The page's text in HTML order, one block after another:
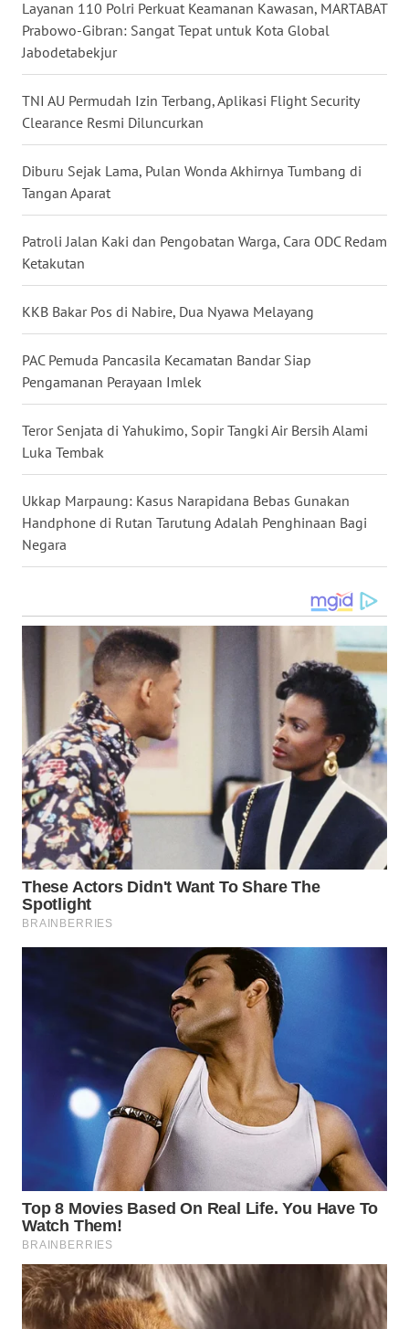
Layanan 110 Polri Perkuat Keamanan Kawasan, MARTABAT
Prabowo-Gibran: Sangat Tepat untuk Kota Global
Jabodetabekjur
TNI AU Permudah Izin Terbang, Aplikasi Flight Security
Clearance Resmi Diluncurkan
Diburu Sejak Lama, Pulan Wonda Akhirnya Tumbang di
Tangan Aparat
Patroli Jalan Kaki dan Pengobatan Warga, Cara ODC Redam
Ketakutan
KKB Bakar Pos di Nabire, Dua Nyawa Melayang
PAC Pemuda Pancasila Kecamatan Bandar Siap
Pengamanan Perayaan Imlek
Teror Senjata di Yahukimo, Sopir Tangki Air Bersih Alami
Luka Tembak
Ukkap Marpaung: Kasus Narapidana Bebas Gunakan
Handphone di Rutan Tarutung Adalah Penghinaan Bagi
Negara
WN
NUSANTARA
WN
JOGJA
WN
JATIM
WN
BALI
WN
WN
WN
WN
KALSEL
WN
GORONTALO
WN
SULUT
WN
MALUKU
WN
TOBA
WN
LANGKAT
WN
TAPANULI
SELATAN